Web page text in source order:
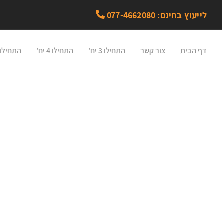
לייעוץ בחינם: 077-4662080
דף הבית צור קשר התחילו 3 יח' התחילו 4 יח' התחילו 5 יח'